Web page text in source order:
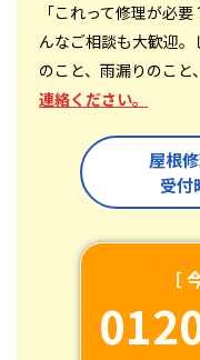
「これって修理が必
んなご相談も大歓迎
のこと、雨漏りのこ
連絡ください。
屋根
受
［